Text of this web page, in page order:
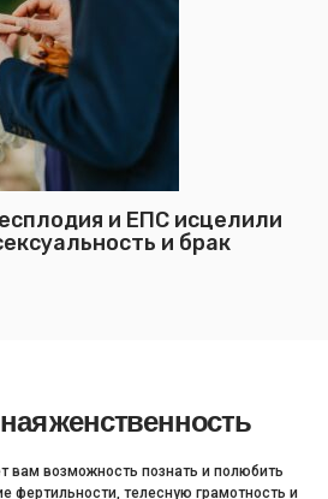
и ЕПС исцелили
и брак
женственность
вам возможность познать и полюбить
фертильности, телесную грамотность и